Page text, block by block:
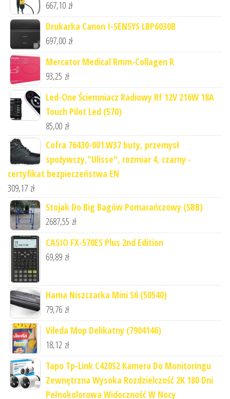
667,10 zł
Drukarka Canon I-SENSYS LBP6030B
697,00 zł
Mercator Medical Rmm-Collagen R
93,25 zł
Led-One Ściemniacz Radiowy Rf 12V 216W 18A
Touch Pilot Led (570)
85,00 zł
Cofra 76430-001.W37 buty, przemysł
spożywczy,"Ulisse", rozmiar 4, czarny -
certyfikat bezpieczeństwa EN
309,17 zł
Stojak Do Big Bagów Pomarańczowy (SBB)
2687,55 zł
CASIO FX-570ES Plus 2nd Edition
69,89 zł
Hama Niszczarka Mini S6 (50540)
79,76 zł
Vileda Mop Delikatny (7904146)
18,12 zł
Tapo Tp-Link C420S2 Kamera Do Monitoringu
Zewnętrzna Wysoka Rozdzielczość 2K 180 Dni
Pełnokolorowa Widoczność W Nocy